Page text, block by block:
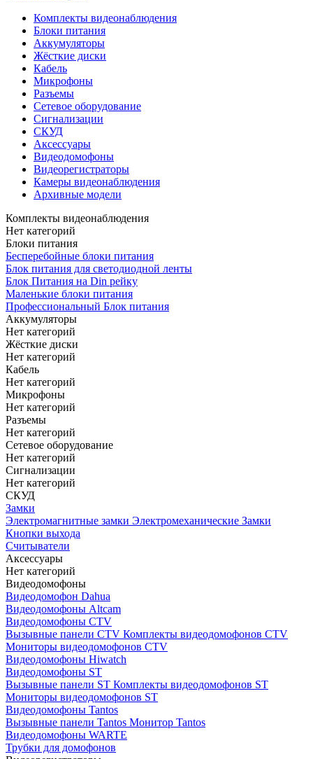
Комплекты видеонаблюдения
Блоки питания
Аккумуляторы
Жёсткие диски
Кабель
Микрофоны
Разъемы
Сетевое оборудование
Сигнализации
СКУД
Аксессуары
Видеодомофоны
Видеорегистраторы
Камеры видеонаблюдения
Архивные модели
Комплекты видеонаблюдения
Нет категорий
Блоки питания
Бесперебойные блоки питания
Блок питания для светодиодной ленты
Блок Питания на Din рейку
Маленькие блоки питания
Профессиональный Блок питания
Аккумуляторы
Нет категорий
Жёсткие диски
Нет категорий
Кабель
Нет категорий
Микрофоны
Нет категорий
Разъемы
Нет категорий
Сетевое оборудование
Нет категорий
Сигнализации
Нет категорий
СКУД
Замки
Электромагнитные замки Электромеханические Замки
Кнопки выхода
Считыватели
Аксессуары
Нет категорий
Видеодомофоны
Видеодомофон Dahua
Видеодомофоны Altcam
Видеодомофоны CTV
Вызывные панели CTV Комплекты видеодомофонов CTV
Мониторы видеодомофонов CTV
Видеодомофоны Hiwatch
Видеодомофоны ST
Вызывные панели ST Комплекты видеодомофонов ST
Мониторы видеодомофонов ST
Видеодомофоны Tantos
Вызывные панели Tantos Монитор Tantos
Видеодомофоны WARTE
Трубки для домофонов